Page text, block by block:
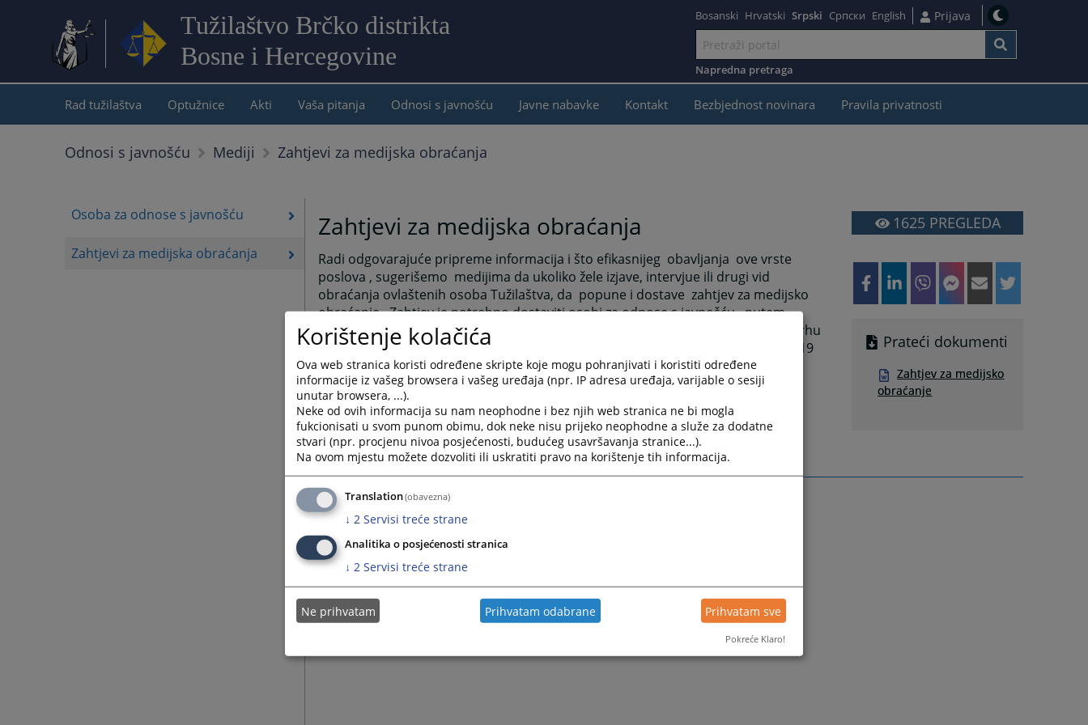
Tužilaštvo Brčko distrikta
Bosne i Hercegovine
sadržaj
Bosanski Hrvatski Srpski Српски English Prijava
Napredna pretraga
Rad tužilaštva Optužnice Akti Vaša pitanja Odnosi s javnošću Javne nabavke Kontakt Bezbjednost novinara Pravila privatnosti
Odnosi s javnošću Mediji Zahtjevi za medijska obraćanja
Osoba za odnose s javnošću
Zahtjevi za medijska obraćanja
Zahtjevi za medijska obraćanja
Radi odgovarajuće pripreme informacija i što efikasnijeg obavljanja ove vrste
poslova , sugerišemo medijima da ukoliko žele izjave, intervjue ili drugi vid
obraćanja ovlaštenih osoba Tužilaštva, da popune i dostave zahtjev za medijsko
obraćanje. Zahtjev je potrebno dostaviti osobi za odnose s javnošću, putem
odgovarajućih kontakata , poštom ili neposredno. Kao dodatni kontakti u ovu srhu
mogu se koristiti i adresa elektronske pošte : jtbd@jtbd.ba i faks broja: 049/ 219
-088.
Obrazac zahtjeva za medijsko obraćanje, možete pronaći
ovdje.
1625 PREGLEDA
Prateći dokumenti
Zahtjev za medijsko
obraćanje
Korištenje kolačića
Ova web stranica koristi određene skripte koje mogu pohranjivati i koristiti određene
informacije iz vašeg browsera i vašeg uređaja (npr. IP adresa uređaja, varijable o sesiji
unutar browsera, ...).
Neke od ovih informacija su nam neophodne i bez njih web stranica ne bi mogla
fukcionisati u svom punom obimu, dok neke nisu prijeko neophodne a služe za dodatne
stvari (npr. procjenu nivoa posjećenosti, budućeg usavršavanja stranice...).
Na ovom mjestu možete dozvoliti ili uskratiti pravo na korištenje tih informacija.
Translation(obavezna)
↓ 2 Servisi treće strane
Analitika o posjećenosti stranica
↓ 2 Servisi treće strane
Ne prihvatam Prihvatam odabrane Prihvatam sve
Pokreće Klaro!